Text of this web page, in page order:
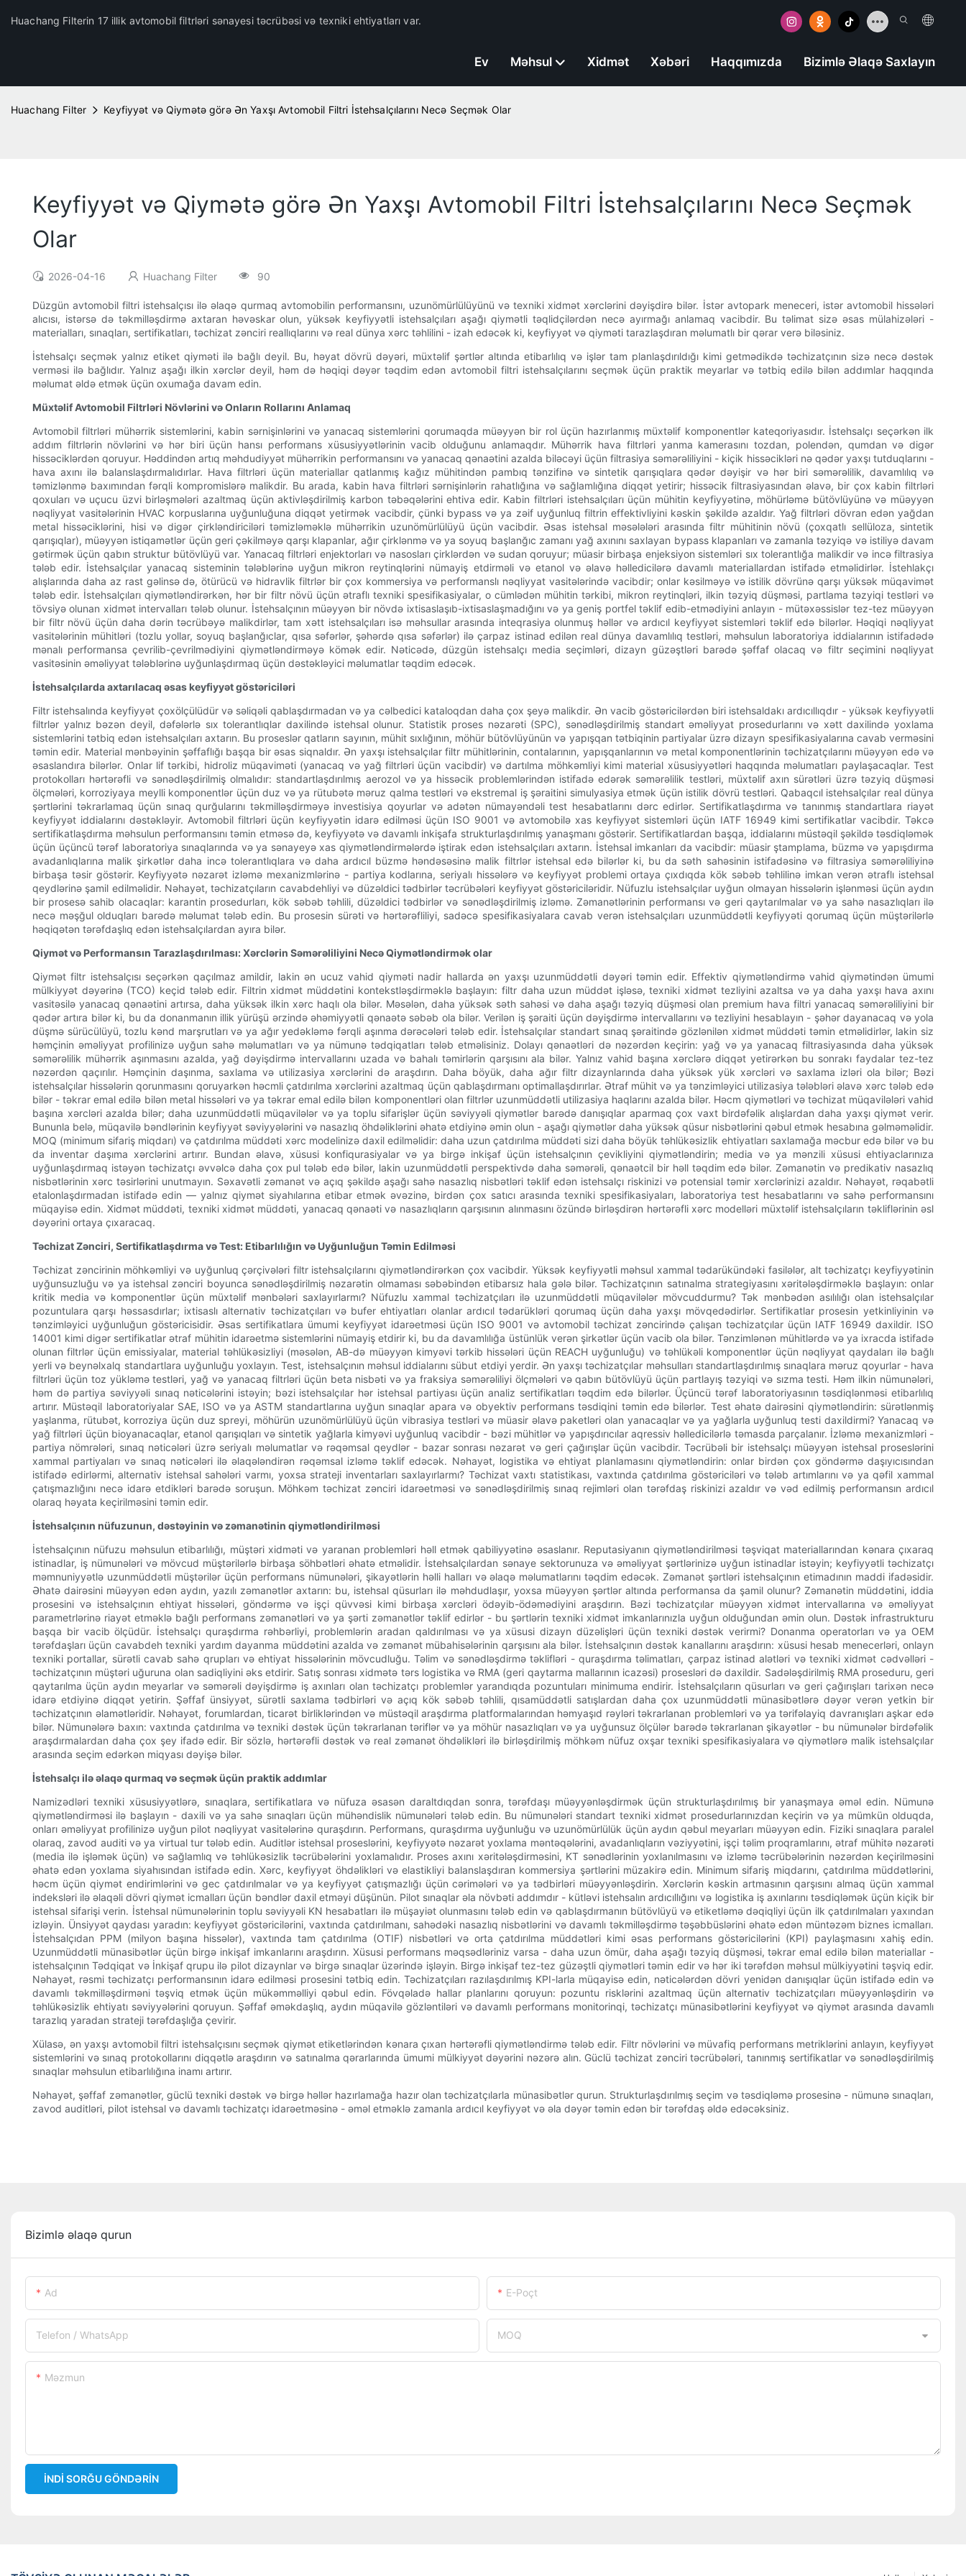
Huachang Filterin 17 illik avtomobil filtrləri sənayesi təcrübəsi və texniki ehtiyatları var.
Ev Məhsul Xidmət Xəbəri Haqqımızda Bizimlə Əlaqə Saxlayın
Huachang Filter Keyfiyyət və Qiymətə görə Ən Yaxşı Avtomobil Filtri İstehsalçılarını Necə Seçmək Olar
Keyfiyyət və Qiymətə görə Ən Yaxşı Avtomobil Filtri İstehsalçılarını Necə Seçmək
Olar
2026-04-16 Huachang Filter 90
Düzgün avtomobil filtri istehsalçısı ilə əlaqə qurmaq avtomobilin performansını, uzunömürlülüyünü və texniki xidmət xərclərini dəyişdirə bilər. İstər avtopark meneceri, istər avtomobil hissələri
alıcısı, istərsə də təkmilləşdirmə axtaran həvəskar olun, yüksək keyfiyyətli istehsalçıları aşağı qiymətli təqlidçilərdən necə ayırmağı anlamaq vacibdir. Bu təlimat sizə əsas mülahizələri -
materialları, sınaqları, sertifikatları, təchizat zənciri reallıqlarını və real dünya xərc təhlilini - izah edəcək ki, keyfiyyət və qiyməti tarazlaşdıran məlumatlı bir qərar verə biləsiniz.
İstehsalçı seçmək yalnız etiket qiyməti ilə bağlı deyil. Bu, həyat dövrü dəyəri, müxtəlif şərtlər altında etibarlılıq və işlər tam planlaşdırıldığı kimi getmədikdə təchizatçının sizə necə dəstək
verməsi ilə bağlıdır. Yalnız aşağı ilkin xərclər deyil, həm də həqiqi dəyər təqdim edən avtomobil filtri istehsalçılarını seçmək üçün praktik meyarlar və tətbiq edilə bilən addımlar haqqında
məlumat əldə etmək üçün oxumağa davam edin.
Müxtəlif Avtomobil Filtrləri Növlərini və Onların Rollarını Anlamaq
Avtomobil filtrləri mühərrik sistemlərini, kabin sərnişinlərini və yanacaq sistemlərini qorumaqda müəyyən bir rol üçün hazırlanmış müxtəlif komponentlər kateqoriyasıdır. İstehsalçı seçərkən ilk
addım filtrlərin növlərini və hər biri üçün hansı performans xüsusiyyətlərinin vacib olduğunu anlamaqdır. Mühərrik hava filtrləri yanma kamerasını tozdan, polendən, qumdan və digər
hissəciklərdən qoruyur. Həddindən artıq məhdudiyyət mühərrikin performansını və yanacaq qənaətini azalda biləcəyi üçün filtrasiya səmərəliliyini - kiçik hissəcikləri nə qədər yaxşı tutduqlarını -
hava axını ilə balanslaşdırmalıdırlar. Hava filtrləri üçün materiallar qatlanmış kağız mühitindən pambıq tənzifinə və sintetik qarışıqlara qədər dəyişir və hər biri səmərəlilik, davamlılıq və
təmizlənmə baxımından fərqli kompromislərə malikdir. Bu arada, kabin hava filtrləri sərnişinlərin rahatlığına və sağlamlığına diqqət yetirir; hissəcik filtrasiyasından əlavə, bir çox kabin filtrləri
qoxuları və uçucu üzvi birləşmələri azaltmaq üçün aktivləşdirilmiş karbon təbəqələrini ehtiva edir. Kabin filtrləri istehsalçıları üçün mühitin keyfiyyətinə, möhürləmə bütövlüyünə və müəyyən
nəqliyyat vasitələrinin HVAC korpuslarına uyğunluğuna diqqət yetirmək vacibdir, çünki bypass və ya zəif uyğunluq filtrin effektivliyini kəskin şəkildə azaldır. Yağ filtrləri dövran edən yağdan
metal hissəciklərini, hisi və digər çirkləndiriciləri təmizləməklə mühərrikin uzunömürlülüyü üçün vacibdir. Əsas istehsal məsələləri arasında filtr mühitinin növü (çoxqatlı sellüloza, sintetik
qarışıqlar), müəyyən istiqamətlər üçün geri çəkilməyə qarşı klapanlar, ağır çirklənmə və ya soyuq başlanğıc zamanı yağ axınını saxlayan bypass klapanları və zamanla təzyiqə və istiliyə davam
gətirmək üçün qabın struktur bütövlüyü var. Yanacaq filtrləri enjektorları və nasosları çirklərdən və sudan qoruyur; müasir birbaşa enjeksiyon sistemləri sıx tolerantlığa malikdir və incə filtrasiya
tələb edir. İstehsalçılar yanacaq sisteminin tələblərinə uyğun mikron reytinqlərini nümayiş etdirməli və etanol və əlavə həlledicilərə davamlı materiallardan istifadə etməlidirlər. İstehlakçı
alışlarında daha az rast gəlinsə də, ötürücü və hidravlik filtrlər bir çox kommersiya və performanslı nəqliyyat vasitələrində vacibdir; onlar kəsilməyə və istilik dövrünə qarşı yüksək müqavimət
tələb edir. İstehsalçıları qiymətləndirərkən, hər bir filtr növü üçün ətraflı texniki spesifikasiyalar, o cümlədən mühitin tərkibi, mikron reytinqləri, ilkin təzyiq düşməsi, partlama təzyiqi testləri və
tövsiyə olunan xidmət intervalları tələb olunur. İstehsalçının müəyyən bir növdə ixtisaslaşıb-ixtisaslaşmadığını və ya geniş portfel təklif edib-etmədiyini anlayın - mütəxəssislər tez-tez müəyyən
bir filtr növü üçün daha dərin təcrübəyə malikdirlər, tam xətt istehsalçıları isə məhsullar arasında inteqrasiya olunmuş həllər və ardıcıl keyfiyyət sistemləri təklif edə bilərlər. Həqiqi nəqliyyat
vasitələrinin mühitləri (tozlu yollar, soyuq başlanğıclar, qısa səfərlər, şəhərdə qısa səfərlər) ilə çarpaz istinad edilən real dünya davamlılıq testləri, məhsulun laboratoriya iddialarının istifadədə
mənalı performansa çevrilib-çevrilmədiyini qiymətləndirməyə kömək edir. Nəticədə, düzgün istehsalçı media seçimləri, dizayn güzəştləri barədə şəffaf olacaq və filtr seçimini nəqliyyat
vasitəsinin əməliyyat tələblərinə uyğunlaşdırmaq üçün dəstəkləyici məlumatlar təqdim edəcək.
İstehsalçılarda axtarılacaq əsas keyfiyyət göstəriciləri
Filtr istehsalında keyfiyyət çoxölçülüdür və səliqəli qablaşdırmadan və ya cəlbedici kataloqdan daha çox şeyə malikdir. Ən vacib göstəricilərdən biri istehsaldakı ardıcıllıqdır - yüksək keyfiyyətli
filtrlər yalnız bəzən deyil, dəfələrlə sıx tolerantlıqlar daxilində istehsal olunur. Statistik proses nəzarəti (SPC), sənədləşdirilmiş standart əməliyyat prosedurlarını və xətt daxilində yoxlama
sistemlərini tətbiq edən istehsalçıları axtarın. Bu proseslər qatların sayının, mühit sıxlığının, möhür bütövlüyünün və yapışqan tətbiqinin partiyalar üzrə dizayn spesifikasiyalarına cavab verməsini
təmin edir. Material mənbəyinin şəffaflığı başqa bir əsas siqnaldır. Ən yaxşı istehsalçılar filtr mühitlərinin, contalarının, yapışqanlarının və metal komponentlərinin təchizatçılarını müəyyən edə və
əsaslandıra bilərlər. Onlar lif tərkibi, hidroliz müqaviməti (yanacaq və yağ filtrləri üçün vacibdir) və dartılma möhkəmliyi kimi material xüsusiyyətləri haqqında məlumatları paylaşacaqlar. Test
protokolları hərtərəfli və sənədləşdirilmiş olmalıdır: standartlaşdırılmış aerozol və ya hissəcik problemlərindən istifadə edərək səmərəlilik testləri, müxtəlif axın sürətləri üzrə təzyiq düşməsi
ölçmələri, korroziyaya meylli komponentlər üçün duz və ya rütubətə məruz qalma testləri və ekstremal iş şəraitini simulyasiya etmək üçün istilik dövrü testləri. Qabaqcıl istehsalçılar real dünya
şərtlərini təkrarlamaq üçün sınaq qurğularını təkmilləşdirməyə investisiya qoyurlar və adətən nümayəndəli test hesabatlarını dərc edirlər. Sertifikatlaşdırma və tanınmış standartlara riayət
keyfiyyət iddialarını dəstəkləyir. Avtomobil filtrləri üçün keyfiyyətin idarə edilməsi üçün ISO 9001 və avtomobilə xas keyfiyyət sistemləri üçün IATF 16949 kimi sertifikatlar vacibdir. Təkcə
sertifikatlaşdırma məhsulun performansını təmin etməsə də, keyfiyyətə və davamlı inkişafa strukturlaşdırılmış yanaşmanı göstərir. Sertifikatlardan başqa, iddialarını müstəqil şəkildə təsdiqləmək
üçün üçüncü tərəf laboratoriya sınaqlarında və ya sənayeyə xas qiymətləndirmələrdə iştirak edən istehsalçıları axtarın. İstehsal imkanları da vacibdir: müasir ştamplama, büzmə və yapışdırma
avadanlıqlarına malik şirkətlər daha incə tolerantlıqlara və daha ardıcıl büzmə həndəsəsinə malik filtrlər istehsal edə bilərlər ki, bu da səth sahəsinin istifadəsinə və filtrasiya səmərəliliyinə
birbaşa təsir göstərir. Keyfiyyətə nəzarət izləmə mexanizmlərinə - partiya kodlarına, seriyalı hissələrə və keyfiyyət problemi ortaya çıxdıqda kök səbəb təhlilinə imkan verən ətraflı istehsal
qeydlərinə şamil edilməlidir. Nəhayət, təchizatçıların cavabdehliyi və düzəldici tədbirlər təcrübələri keyfiyyət göstəriciləridir. Nüfuzlu istehsalçılar uyğun olmayan hissələrin işlənməsi üçün aydın
bir prosesə sahib olacaqlar: karantin prosedurları, kök səbəb təhlili, düzəldici tədbirlər və sənədləşdirilmiş izləmə. Zəmanətlərinin performansı və geri qaytarılmalar və ya sahə nasazlıqları ilə
necə məşğul olduqları barədə məlumat tələb edin. Bu prosesin sürəti və hərtərəfliliyi, sadəcə spesifikasiyalara cavab verən istehsalçıları uzunmüddətli keyfiyyəti qorumaq üçün müştərilərlə
həqiqətən tərəfdaşlıq edən istehsalçılardan ayıra bilər.
Qiymət və Performansın Tarazlaşdırılması: Xərclərin Səmərəliliyini Necə Qiymətləndirmək olar
Qiymət filtr istehsalçısı seçərkən qaçılmaz amildir, lakin ən ucuz vahid qiyməti nadir hallarda ən yaxşı uzunmüddətli dəyəri təmin edir. Effektiv qiymətləndirmə vahid qiymətindən ümumi
mülkiyyət dəyərinə (TCO) keçid tələb edir. Filtrin xidmət müddətini kontekstləşdirməklə başlayın: filtr daha uzun müddət işləsə, texniki xidmət tezliyini azaltsa və ya daha yaxşı hava axını
vasitəsilə yanacaq qənaətini artırsa, daha yüksək ilkin xərc haqlı ola bilər. Məsələn, daha yüksək səth sahəsi və daha aşağı təzyiq düşməsi olan premium hava filtri yanacaq səmərəliliyini bir
qədər artıra bilər ki, bu da donanmanın illik yürüşü ərzində əhəmiyyətli qənaətə səbəb ola bilər. Verilən iş şəraiti üçün dəyişdirmə intervallarını və tezliyini hesablayın - şəhər dayanacaq və yola
düşmə sürücülüyü, tozlu kənd marşrutları və ya ağır yedəkləmə fərqli aşınma dərəcələri tələb edir. İstehsalçılar standart sınaq şəraitində gözlənilən xidmət müddəti təmin etməlidirlər, lakin siz
həmçinin əməliyyat profilinizə uyğun sahə məlumatları və ya nümunə tədqiqatları tələb etməlisiniz. Dolayı qənaətləri də nəzərdən keçirin: yağ və ya yanacaq filtrasiyasında daha yüksək
səmərəlilik mühərrik aşınmasını azalda, yağ dəyişdirmə intervallarını uzada və bahalı təmirlərin qarşısını ala bilər. Yalnız vahid başına xərclərə diqqət yetirərkən bu sonrakı faydalar tez-tez
nəzərdən qaçırılır. Həmçinin daşınma, saxlama və utilizasiya xərclərini də araşdırın. Daha böyük, daha ağır filtr dizaynlarında daha yüksək yük xərcləri və saxlama izləri ola bilər; Bəzi
istehsalçılar hissələrin qorunmasını qoruyarkən həcmli çatdırılma xərclərini azaltmaq üçün qablaşdırmanı optimallaşdırırlar. Ətraf mühit və ya tənzimləyici utilizasiya tələbləri əlavə xərc tələb edə
bilər - təkrar emal edilə bilən metal hissələri və ya təkrar emal edilə bilən komponentləri olan filtrlər uzunmüddətli utilizasiya haqlarını azalda bilər. Həcm qiymətləri və təchizat müqavilələri vahid
başına xərcləri azalda bilər; daha uzunmüddətli müqavilələr və ya toplu sifarişlər üçün səviyyəli qiymətlər barədə danışıqlar aparmaq çox vaxt birdəfəlik alışlardan daha yaxşı qiymət verir.
Bununla belə, müqavilə bəndlərinin keyfiyyət səviyyələrini və nasazlıq öhdəliklərini əhatə etdiyinə əmin olun - aşağı qiymətlər daha yüksək qüsur nisbətlərini qəbul etmək hesabına gəlməməlidir.
MOQ (minimum sifariş miqdarı) və çatdırılma müddəti xərc modelinizə daxil edilməlidir: daha uzun çatdırılma müddəti sizi daha böyük təhlükəsizlik ehtiyatları saxlamağa məcbur edə bilər və bu
da inventar daşıma xərclərini artırır. Bundan əlavə, xüsusi konfiqurasiyalar və ya birgə inkişaf üçün istehsalçının çevikliyini qiymətləndirin; media və ya mənzili xüsusi ehtiyaclarınıza
uyğunlaşdırmaq istəyən təchizatçı əvvəlcə daha çox pul tələb edə bilər, lakin uzunmüddətli perspektivdə daha səmərəli, qənaətcil bir həll təqdim edə bilər. Zəmanətin və predikativ nasazlıq
nisbətlərinin xərc təsirlərini unutmayın. Səxavətli zəmanət və açıq şəkildə aşağı sahə nasazlıq nisbətləri təklif edən istehsalçı riskinizi və potensial təmir xərclərinizi azaldır. Nəhayət, rəqabətli
etalonlaşdırmadan istifadə edin — yalnız qiymət siyahılarına etibar etmək əvəzinə, birdən çox satıcı arasında texniki spesifikasiyaları, laboratoriya test hesabatlarını və sahə performansını
müqayisə edin. Xidmət müddəti, texniki xidmət müddəti, yanacaq qənaəti və nasazlıqların qarşısının alınmasını özündə birləşdirən hərtərəfli xərc modelləri müxtəlif istehsalçıların təkliflərinin əsl
dəyərini ortaya çıxaracaq.
Təchizat Zənciri, Sertifikatlaşdırma və Test: Etibarlılığın və Uyğunluğun Təmin Edilməsi
Təchizat zəncirinin möhkəmliyi və uyğunluq çərçivələri filtr istehsalçılarını qiymətləndirərkən çox vacibdir. Yüksək keyfiyyətli məhsul xammal tədarükündəki fasilələr, alt təchizatçı keyfiyyətinin
uyğunsuzluğu və ya istehsal zənciri boyunca sənədləşdirilmiş nəzarətin olmaması səbəbindən etibarsız hala gələ bilər. Təchizatçının satınalma strategiyasını xəritələşdirməklə başlayın: onlar
kritik media və komponentlər üçün müxtəlif mənbələri saxlayırlarmı? Nüfuzlu xammal təchizatçıları ilə uzunmüddətli müqavilələr mövcuddurmu? Tək mənbədən asılılığı olan istehsalçılar
pozuntulara qarşı həssasdırlar; ixtisaslı alternativ təchizatçıları və bufer ehtiyatları olanlar ardıcıl tədarükləri qorumaq üçün daha yaxşı mövqedədirlər. Sertifikatlar prosesin yetkinliyinin və
tənzimləyici uyğunluğun göstəricisidir. Əsas sertifikatlara ümumi keyfiyyət idarəetməsi üçün ISO 9001 və avtomobil təchizat zəncirində çalışan təchizatçılar üçün IATF 16949 daxildir. ISO
14001 kimi digər sertifikatlar ətraf mühitin idarəetmə sistemlərini nümayiş etdirir ki, bu da davamlılığa üstünlük verən şirkətlər üçün vacib ola bilər. Tənzimlənən mühitlərdə və ya ixracda istifadə
olunan filtrlər üçün emissiyalar, material təhlükəsizliyi (məsələn, AB-də müəyyən kimyəvi tərkib hissələri üçün REACH uyğunluğu) və təhlükəli komponentlər üçün nəqliyyat qaydaları ilə bağlı
yerli və beynəlxalq standartlara uyğunluğu yoxlayın. Test, istehsalçının məhsul iddialarını sübut etdiyi yerdir. Ən yaxşı təchizatçılar məhsulları standartlaşdırılmış sınaqlara məruz qoyurlar - hava
filtrləri üçün toz yükləmə testləri, yağ və yanacaq filtrləri üçün beta nisbəti və ya fraksiya səmərəliliyi ölçmələri və qabın bütövlüyü üçün partlayış təzyiqi və sızma testi. Həm ilkin nümunələri,
həm də partiya səviyyəli sınaq nəticələrini istəyin; bəzi istehsalçılar hər istehsal partiyası üçün analiz sertifikatları təqdim edə bilərlər. Üçüncü tərəf laboratoriyasının təsdiqlənməsi etibarlılıq
artırır. Müstəqil laboratoriyalar SAE, ISO və ya ASTM standartlarına uyğun sınaqlar apara və obyektiv performans təsdiqini təmin edə bilərlər. Test əhatə dairəsini qiymətləndirin: sürətlənmiş
yaşlanma, rütubət, korroziya üçün duz spreyi, möhürün uzunömürlülüyü üçün vibrasiya testləri və müasir əlavə paketləri olan yanacaqlar və ya yağlarla uyğunluq testi daxildirmi? Yanacaq və
yağ filtrləri üçün bioyanacaqlar, etanol qarışıqları və sintetik yağlarla kimyəvi uyğunluq vacibdir - bəzi mühitlər və yapışdırıcılar aqressiv həlledicilərlə təmasda parçalanır. İzləmə mexanizmləri -
partiya nömrələri, sınaq nəticələri üzrə seriyalı məlumatlar və rəqəmsal qeydlər - bazar sonrası nəzarət və geri çağırışlar üçün vacibdir. Təcrübəli bir istehsalçı müəyyən istehsal proseslərini
xammal partiyaları və sınaq nəticələri ilə əlaqələndirən rəqəmsal izləmə təklif edəcək. Nəhayət, logistika və ehtiyat planlamasını qiymətləndirin: onlar birdən çox göndərmə daşıyıcısından
istifadə edirlərmi, alternativ istehsal sahələri varmı, yoxsa strateji inventarları saxlayırlarmı? Təchizat vaxtı statistikası, vaxtında çatdırılma göstəriciləri və tələb artımlarını və ya qəfil xammal
çatışmazlığını necə idarə etdikləri barədə soruşun. Möhkəm təchizat zənciri idarəetməsi və sənədləşdirilmiş sınaq rejimləri olan tərəfdaş riskinizi azaldır və vəd edilmiş performansın ardıcıl
olaraq həyata keçirilməsini təmin edir.
İstehsalçının nüfuzunun, dəstəyinin və zəmanətinin qiymətləndirilməsi
İstehsalçının nüfuzu məhsulun etibarlılığı, müştəri xidməti və yaranan problemləri həll etmək qabiliyyətinə əsaslanır. Reputasiyanın qiymətləndirilməsi təşviqat materiallarından kənara çıxaraq
istinadlar, iş nümunələri və mövcud müştərilərlə birbaşa söhbətləri əhatə etməlidir. İstehsalçılardan sənaye sektorunuza və əməliyyat şərtlərinizə uyğun istinadlar istəyin; keyfiyyətli təchizatçı
məmnuniyyətlə uzunmüddətli müştərilər üçün performans nümunələri, şikayətlərin həlli halları və əlaqə məlumatlarını təqdim edəcək. Zəmanət şərtləri istehsalçının etimadının maddi ifadəsidir.
Əhatə dairəsini müəyyən edən aydın, yazılı zəmanətlər axtarın: bu, istehsal qüsurları ilə məhdudlaşır, yoxsa müəyyən şərtlər altında performansa da şamil olunur? Zəmanətin müddətini, iddia
prosesini və istehsalçının ehtiyat hissələri, göndərmə və işçi qüvvəsi kimi birbaşa xərcləri ödəyib-ödəmədiyini araşdırın. Bəzi təchizatçılar müəyyən xidmət intervallarına və əməliyyat
parametrlərinə riayət etməklə bağlı performans zəmanətləri və ya şərti zəmanətlər təklif edirlər - bu şərtlərin texniki xidmət imkanlarınızla uyğun olduğundan əmin olun. Dəstək infrastrukturu
başqa bir vacib ölçüdür. İstehsalçı quraşdırma rəhbərliyi, problemlərin aradan qaldırılması və ya xüsusi dizayn düzəlişləri üçün texniki dəstək verirmi? Donanma operatorları və ya OEM
tərəfdaşları üçün cavabdeh texniki yardım dayanma müddətini azalda və zəmanət mübahisələrinin qarşısını ala bilər. İstehsalçının dəstək kanallarını araşdırın: xüsusi hesab menecerləri, onlayn
texniki portallar, sürətli cavab sahə qrupları və ehtiyat hissələrinin mövcudluğu. Təlim və sənədləşdirmə təklifləri - quraşdırma təlimatları, çarpaz istinad alətləri və texniki xidmət cədvəlləri -
təchizatçının müştəri uğuruna olan sadiqliyini əks etdirir. Satış sonrası xidmətə tərs logistika və RMA (geri qaytarma mallarının icazəsi) prosesləri də daxildir. Sadələşdirilmiş RMA proseduru, geri
qaytarılma üçün aydın meyarlar və səmərəli dəyişdirmə iş axınları olan təchizatçı problemlər yarandıqda pozuntuları minimuma endirir. İstehsalçıların qüsurları və geri çağırışları tarixən necə
idarə etdiyinə diqqət yetirin. Şəffaf ünsiyyət, sürətli saxlama tədbirləri və açıq kök səbəb təhlili, qısamüddətli satışlardan daha çox uzunmüddətli münasibətlərə dəyər verən yetkin bir
təchizatçının əlamətləridir. Nəhayət, forumlardan, ticarət birliklərindən və müstəqil araşdırma platformalarından həmyaşıd rəyləri təkrarlanan problemləri və ya tərifəlayiq davranışları aşkar edə
bilər. Nümunələrə baxın: vaxtında çatdırılma və texniki dəstək üçün təkrarlanan təriflər və ya möhür nasazlıqları və ya uyğunsuz ölçülər barədə təkrarlanan şikayətlər - bu nümunələr birdəfəlik
araşdırmalardan daha çox şey ifadə edir. Bir sözlə, hərtərəfli dəstək və real zəmanət öhdəlikləri ilə birləşdirilmiş möhkəm nüfuz oxşar texniki spesifikasiyalara və qiymətlərə malik istehsalçılar
arasında seçim edərkən miqyası dəyişə bilər.
İstehsalçı ilə əlaqə qurmaq və seçmək üçün praktik addımlar
Namizədləri texniki xüsusiyyətlərə, sınaqlara, sertifikatlara və nüfuza əsasən daraltdıqdan sonra, tərəfdaşı müəyyənləşdirmək üçün strukturlaşdırılmış bir yanaşmaya əməl edin. Nümunə
qiymətləndirməsi ilə başlayın - daxili və ya sahə sınaqları üçün mühəndislik nümunələri tələb edin. Bu nümunələri standart texniki xidmət prosedurlarınızdan keçirin və ya mümkün olduqda,
onları əməliyyat profilinizə uyğun pilot nəqliyyat vasitələrinə quraşdırın. Performans, quraşdırma uyğunluğu və uzunömürlülük üçün aydın qəbul meyarları müəyyən edin. Fiziki sınaqlara paralel
olaraq, zavod auditi və ya virtual tur tələb edin. Auditlər istehsal proseslərini, keyfiyyətə nəzarət yoxlama məntəqələrini, avadanlıqların vəziyyətini, işçi təlim proqramlarını, ətraf mühitə nəzarəti
(media ilə işləmək üçün) və sağlamlıq və təhlükəsizlik təcrübələrini yoxlamalıdır. Proses axını xəritələşdirməsini, KT sənədlərinin yoxlanılmasını və izləmə təcrübələrinin nəzərdən keçirilməsini
əhatə edən yoxlama siyahısından istifadə edin. Xərc, keyfiyyət öhdəlikləri və elastikliyi balanslaşdıran kommersiya şərtlərini müzakirə edin. Minimum sifariş miqdarını, çatdırılma müddətlərini,
həcm üçün qiymət endirimlərini və gec çatdırılmalar və ya keyfiyyət çatışmazlığı üçün cərimələri və ya tədbirləri müəyyənləşdirin. Xərclərin kəskin artmasının qarşısını almaq üçün xammal
indeksləri ilə əlaqəli dövri qiymət icmalları üçün bəndlər daxil etməyi düşünün. Pilot sınaqlar əla növbəti addımdır - kütləvi istehsalın ardıcıllığını və logistika iş axınlarını təsdiqləmək üçün kiçik bir
istehsal sifarişi verin. İstehsal nümunələrinin toplu səviyyəli KN hesabatları ilə müşayiət olunmasını tələb edin və qablaşdırmanın bütövlüyü və etiketləmə dəqiqliyi üçün ilk çatdırılmaları yaxından
izləyin. Ünsiyyət qaydası yaradın: keyfiyyət göstəricilərini, vaxtında çatdırılmanı, sahədəki nasazlıq nisbətlərini və davamlı təkmilləşdirmə təşəbbüslərini əhatə edən müntəzəm biznes icmalları.
İstehsalçıdan PPM (milyon başına hissələr), vaxtında tam çatdırılma (OTIF) nisbətləri və orta çatdırılma müddətləri kimi əsas performans göstəricilərini (KPI) paylaşmasını xahiş edin.
Uzunmüddətli münasibətlər üçün birgə inkişaf imkanlarını araşdırın. Xüsusi performans məqsədləriniz varsa - daha uzun ömür, daha aşağı təzyiq düşməsi, təkrar emal edilə bilən materiallar -
istehsalçının Tədqiqat və İnkişaf qrupu ilə pilot dizaynlar və birgə sınaqlar üzərində işləyin. Birgə inkişaf tez-tez güzəştli qiymətləri təmin edir və hər iki tərəfdən məhsul mülkiyyətini təşviq edir.
Nəhayət, rəsmi təchizatçı performansının idarə edilməsi prosesini tətbiq edin. Təchizatçıları razılaşdırılmış KPI-larla müqayisə edin, nəticələrdən dövri yenidən danışıqlar üçün istifadə edin və
davamlı təkmilləşdirməni təşviq etmək üçün mükəmməlliyi qəbul edin. Fövqəladə hallar planlarını qoruyun: pozuntu risklərini azaltmaq üçün alternativ təchizatçıları müəyyənləşdirin və
təhlükəsizlik ehtiyatı səviyyələrini qoruyun. Şəffaf əməkdaşlıq, aydın müqavilə gözləntiləri və davamlı performans monitorinqi, təchizatçı münasibətlərini keyfiyyət və qiymət arasında davamlı
tarazlıq yaradan strateji tərəfdaşlığa çevirir.
Xülasə, ən yaxşı avtomobil filtri istehsalçısını seçmək qiymət etiketlərindən kənara çıxan hərtərəfli qiymətləndirmə tələb edir. Filtr növlərini və müvafiq performans metriklərini anlayın, keyfiyyət
sistemlərini və sınaq protokollarını diqqətlə araşdırın və satınalma qərarlarında ümumi mülkiyyət dəyərini nəzərə alın. Güclü təchizat zənciri təcrübələri, tanınmış sertifikatlar və sənədləşdirilmiş
sınaqlar məhsulun etibarlılığına inamı artırır.
Nəhayət, şəffaf zəmanətlər, güclü texniki dəstək və birgə həllər hazırlamağa hazır olan təchizatçılarla münasibətlər qurun. Strukturlaşdırılmış seçim və təsdiqləmə prosesinə - nümunə sınaqları,
zavod auditləri, pilot istehsal və davamlı təchizatçı idarəetməsinə - əməl etməklə zamanla ardıcıl keyfiyyət və əla dəyər təmin edən bir tərəfdaş əldə edəcəksiniz.
Bizimlə əlaqə qurun
Ad E-Poçt
Telefon / WhatsApp MOQ
Məzmun
İNDI SORĞU GÖNDƏRIN